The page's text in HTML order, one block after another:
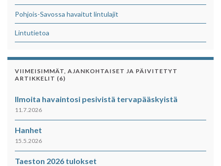
Pohjois-Savossa havaitut lintulajit
Lintutietoa
VIIMEISIMMÄT, AJANKOHTAISET JA PÄIVITETYT
ARTIKKELIT (6)
Ilmoita havaintosi pesivistä tervapääskyistä
11.7.2026
Hanhet
15.5.2026
Taeston 2026 tulokset